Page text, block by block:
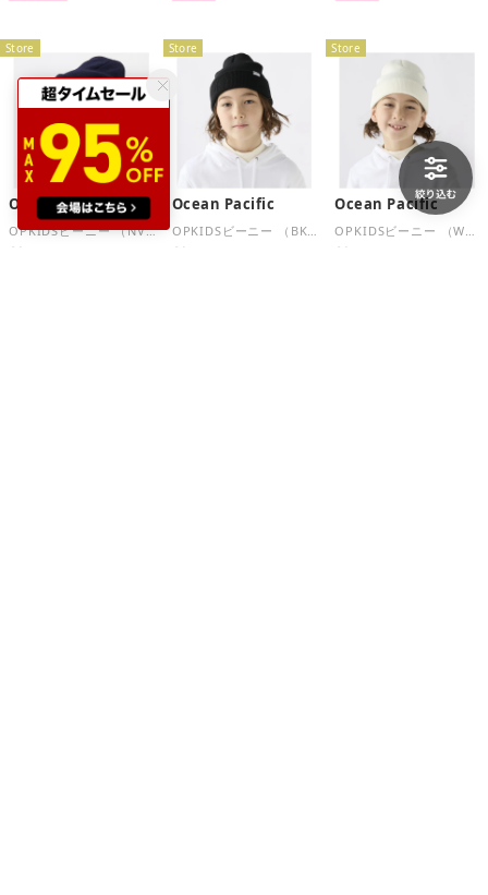
Store
Ocean Pacific
OPKIDSビーニー （NV）
￥374
Store
Ocean Pacific
OPKIDSビーニー （BK）
￥748
Store
Ocean Pacific
OPKIDSビーニー （WT）
￥374